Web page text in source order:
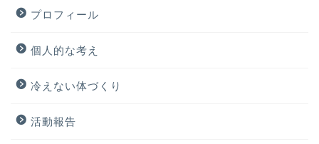
プロフィール
個人的な考え
冷えない体づくり
活動報告